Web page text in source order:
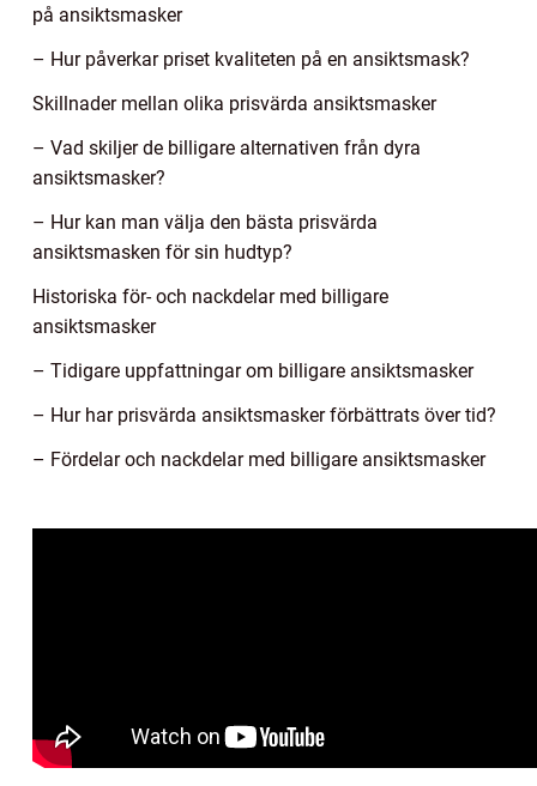
på ansiktsmasker
– Hur påverkar priset kvaliteten på en ansiktsmask?
Skillnader mellan olika prisvärda ansiktsmasker
– Vad skiljer de billigare alternativen från dyra
ansiktsmasker?
– Hur kan man välja den bästa prisvärda
ansiktsmasken för sin hudtyp?
Historiska för- och nackdelar med billigare
ansiktsmasker
– Tidigare uppfattningar om billigare ansiktsmasker
– Hur har prisvärda ansiktsmasker förbättrats över tid?
– Fördelar och nackdelar med billigare ansiktsmasker